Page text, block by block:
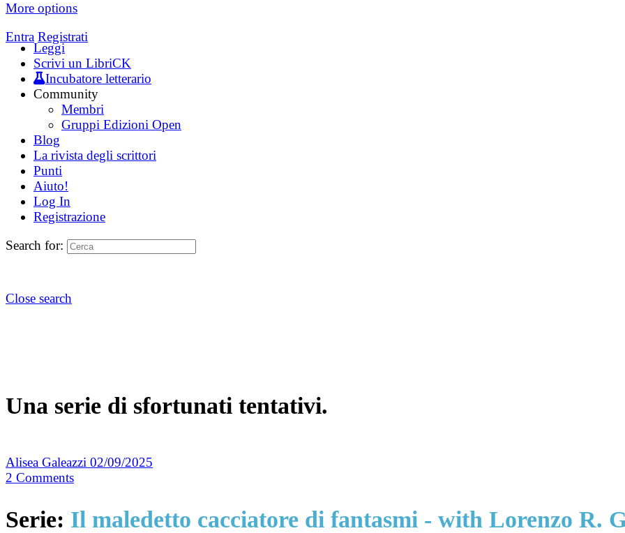
More options
Entra Registrati
Leggi
Scrivi un LibriCK
Incubatore letterario
Community
Membri
Gruppi Edizioni Open
Blog
La rivista degli scrittori
Punti
Aiuto!
Log In
Registrazione
Search for:
Close search
Una serie di sfortunati tentativi.
Alisea Galeazzi 02/09/2025
2 Comments
Serie: Il maledetto cacciatore di fantasmi - with Lorenzo R.